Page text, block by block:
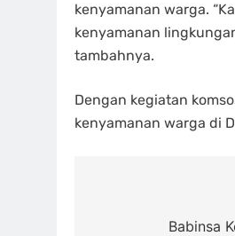
kenyamanan warga.
kenyamanan
tambahnya.
Dengan kegiatan
kenyamanan warga di
Babinsa